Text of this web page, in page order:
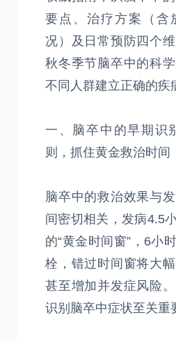
要点、治疗方案（含
况）及日常预防四个
秋冬季节脑卒中的科
不同人群建立正确的疾
一、脑卒中的早期识
则，抓住黄金救治时间
脑卒中的救治效果与
间密切相关，发病4.5
的“黄金时间窗”，6小
栓，错过时间窗将大
甚至增加并发症风险
识别脑卒中症状至关重